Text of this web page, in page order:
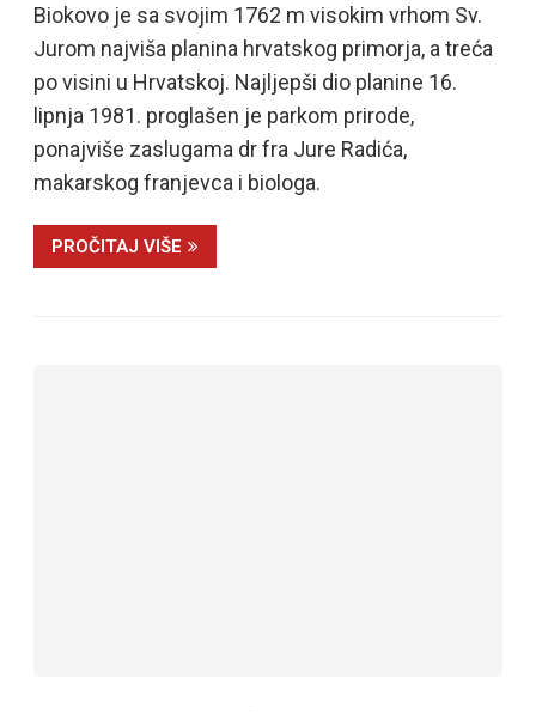
Biokovo je sa svojim 1762 m visokim vrhom Sv.
Jurom najviša planina hrvatskog primorja, a treća
po visini u Hrvatskoj. Najljepši dio planine 16.
lipnja 1981. proglašen je parkom prirode,
ponajviše zaslugama dr fra Jure Radića,
makarskog franjevca i biologa.
PROČITAJ VIŠE